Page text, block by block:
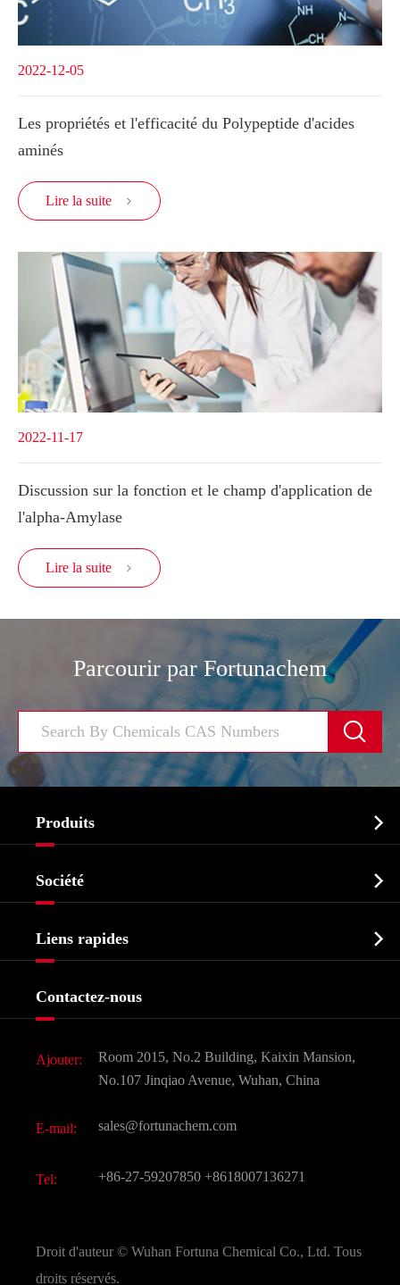
2022-12-05
Les propriétés et l'efficacité du Polypeptide d'acides
aminés
Lire la suite 
2022-11-17
Discussion sur la fonction et le champ d'application de
l'alpha-Amylase
Lire la suite 
Parcourir par Fortunachem

Produits 
Biochimique
Produits agrochimiques et intermédiaires
Ingrédients cosmétiques
Saveurs et parfums
CAS chimiques
Société 
Liens rapides 
Contactez-nous
Ajouter:
Room 2015, No.2 Building, Kaixin Mansion,
No.107 Jinqiao Avenue, Wuhan, China
E-mail: sales@fortunachem.com
Tel: +86-27-59207850 +8618007136271
Droit d'auteur © Wuhan Fortuna Chemical Co., Ltd. Tous
droits réservés.